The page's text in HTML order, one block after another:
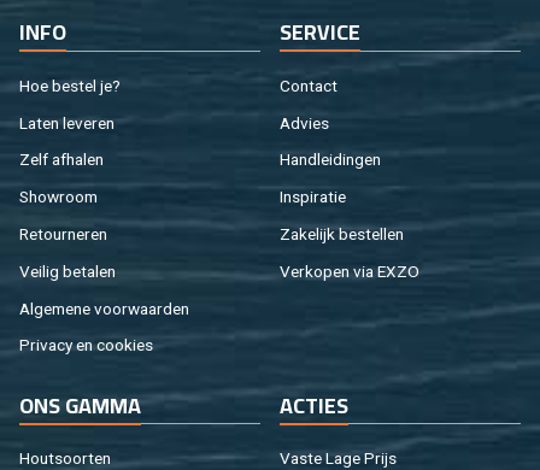
INFO
Hoe be­stel je?
Laten le­ve­ren
Zelf af­ha­len
Show­room
Re­tour­ne­ren
Vei­lig be­ta­len
Al­ge­me­ne voor­waar­den
Pri­va­cy en coo­kies
SER­VI­CE
Con­tact
Ad­vies
Hand­lei­din­gen
In­spi­ra­tie
Za­ke­lijk be­stel­len
Ver­ko­pen via EXZO
ONS GAMMA
Hout­soor­ten
AC­TIES
Vaste Lage Prijs